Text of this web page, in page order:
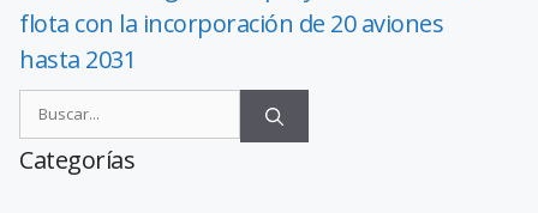
flota con la incorporación de 20 aviones
hasta 2031
Categorías